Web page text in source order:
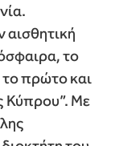
το
πρώτο και
Κύπρου”. Με